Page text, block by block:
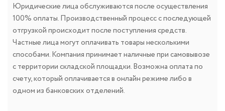
Юридические лица обслуживаются после осуществления
100% оплаты. Производственный процесс с последующей
отгрузкой происходит после поступления средств.
Частные лица могут оплачивать товары несколькими
способами. Компания принимает наличные при самовывозе
с территории складской площадки. Возможна оплата по
счету, который оплачивается в онлайн режиме либо в
одном из банковских отделений.